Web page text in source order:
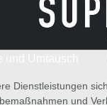
Dienstleistungen
und